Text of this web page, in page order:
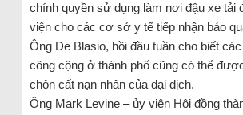
chính quyền sử dụng làm nơi đậu xe tải
viện cho các cơ sở y tế tiếp nhận bảo
Ông De Blasio, hồi đầu tuần cho biết
công cộng ở thành phố cũng có thể
chôn cất nạn nhân của đại dịch.
Ông Mark Levine – ủy viên Hội đồng